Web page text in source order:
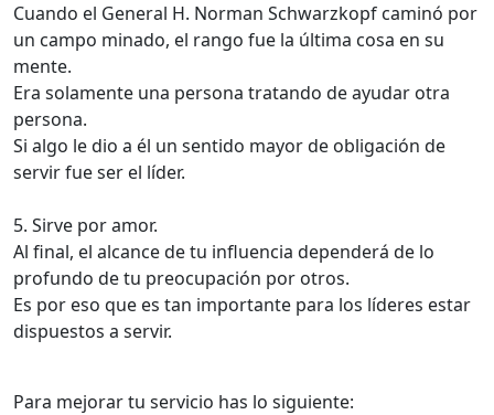
Cuando el General H. Norman Schwarzkopf caminó por
un campo minado, el rango fue la última cosa en su
mente.
Era solamente una persona tratando de ayudar otra
persona.
Si algo le dio a él un sentido mayor de obligación de
servir fue ser el líder.
5. Sirve por amor.
Al final, el alcance de tu influencia dependerá de lo
profundo de tu preocupación por otros.
Es por eso que es tan importante para los líderes estar
dispuestos a servir.
Para mejorar tu servicio has lo siguiente: